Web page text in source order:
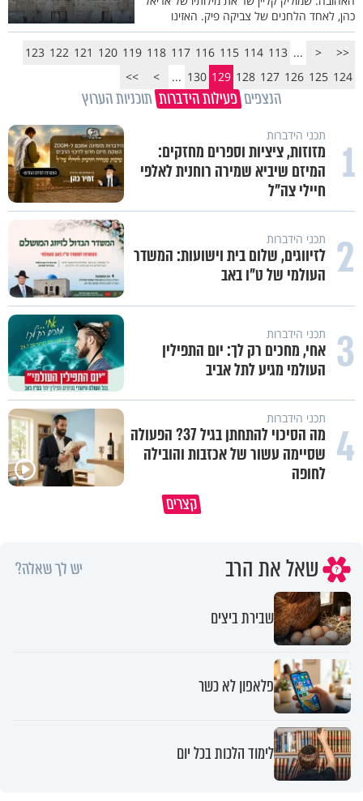
כהן, לאחד הלחנים של צביקה פיק. האזינו
<<
<
...
113
114
115
116
117
118
119
120
121
122
123
124
125
126
127
128
129
130
...
>
>>
הנצפים פעילות הידברות תוכניות הערוץ
1 תכני הידברות
מזוזות, ציציות וספרים מחזקים:
המיזם שיביא שמירה רוחנית לאלפי
חיילי צה"ל
2 תכני הידברות
לזיווגים, שלום בית וישועות: המשדר
העולמי של ט"ו באב
3 תכני הידברות
אחי, מחכים רק לך: יום התפילין
העולמי מגיע לתל אביב
4 תכני הידברות
מה הסיכוי להתחתן בגיל 37? הפעולה
שסיימה עשור של אכזבות והובילה
לחופה
קצריםברכה או קללה? הכל בידים שלנו
שאל את הרב יש לך שאלה?
שבירת ביצים
פלאפון לא כשר
לימוד הלכות בכל יום